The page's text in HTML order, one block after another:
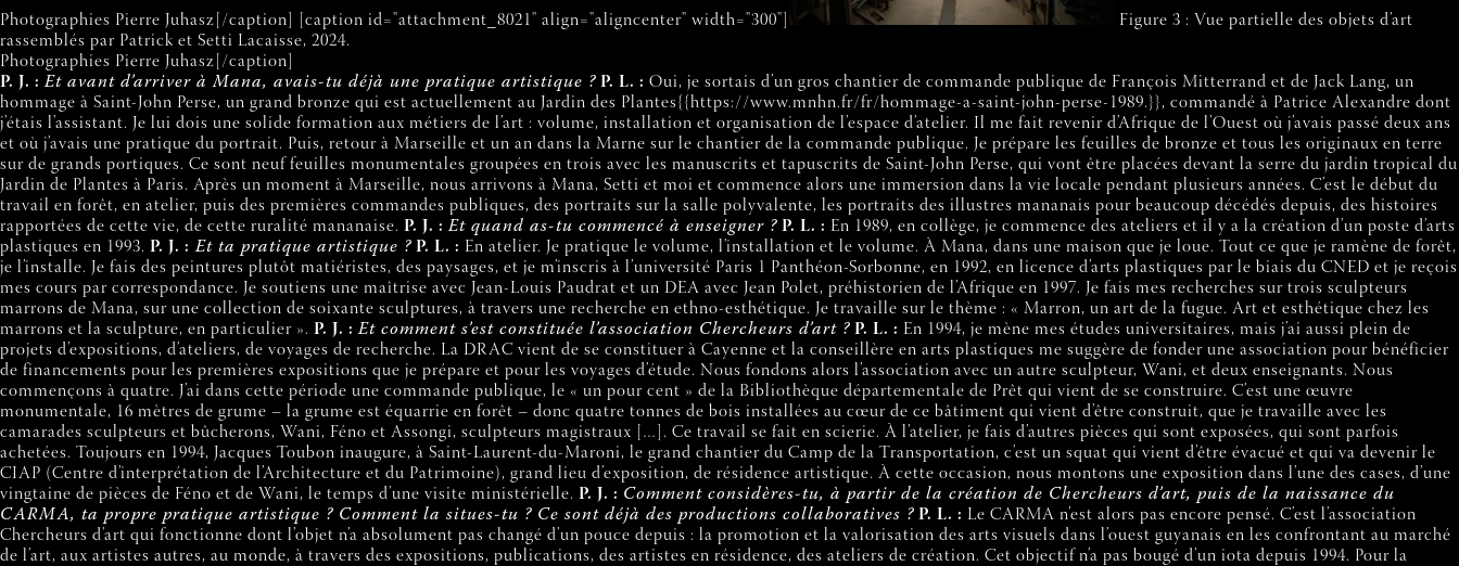
Photographies Pierre Juhasz[/caption] [caption id="attachment_8021" align="aligncenter" width="300"]
Figure 3 : Vue partielle des objets d’art
rassemblés par Patrick et Setti Lacaisse, 2024.
Photographies Pierre Juhasz[/caption]
P. J. : Et avant d’arriver à Mana, avais-tu déjà une pratique artistique ? P. L. : Oui, je sortais d’un gros chantier de commande publique de François Mitterrand et de Jack Lang, un
hommage à Saint-John Perse, un grand bronze qui est actuellement au Jardin des Plantes{{https://www.mnhn.fr/fr/hommage-a-saint-john-perse-1989.}}, commandé à Patrice Alexandre dont
j’étais l’assistant. Je lui dois une solide formation aux métiers de l’art : volume, installation et organisation de l’espace d’atelier. Il me fait revenir d’Afrique de l’Ouest où j’avais passé deux ans
et où j’avais une pratique du portrait. Puis, retour à Marseille et un an dans la Marne sur le chantier de la commande publique. Je prépare les feuilles de bronze et tous les originaux en terre
sur de grands portiques. Ce sont neuf feuilles monumentales groupées en trois avec les manuscrits et tapuscrits de Saint-John Perse, qui vont être placées devant la serre du jardin tropical du
Jardin de Plantes à Paris. Après un moment à Marseille, nous arrivons à Mana, Setti et moi et commence alors une immersion dans la vie locale pendant plusieurs années. C’est le début du
travail en forêt, en atelier, puis des premières commandes publiques, des portraits sur la salle polyvalente, les portraits des illustres mananais pour beaucoup décédés depuis, des histoires
rapportées de cette vie, de cette ruralité mananaise. P. J. : Et quand as-tu commencé à enseigner ? P. L. : En 1989, en collège, je commence des ateliers et il y a la création d’un poste d’arts
plastiques en 1993. P. J. : Et ta pratique artistique ? P. L. : En atelier. Je pratique le volume, l’installation et le volume. À Mana, dans une maison que je loue. Tout ce que je ramène de forêt,
je l’installe. Je fais des peintures plutôt matiéristes, des paysages, et je m’inscris à l’université Paris 1 Panthéon-Sorbonne, en 1992, en licence d’arts plastiques par le biais du CNED et je reçois
mes cours par correspondance. Je soutiens une maîtrise avec Jean-Louis Paudrat et un DEA avec Jean Polet, préhistorien de l’Afrique en 1997. Je fais mes recherches sur trois sculpteurs
marrons de Mana, sur une collection de soixante sculptures, à travers une recherche en ethno-esthétique. Je travaille sur le thème : « Marron, un art de la fugue. Art et esthétique chez les
marrons et la sculpture, en particulier ». P. J. : Et comment s’est constituée l’association Chercheurs d’art ? P. L. : En 1994, je mène mes études universitaires, mais j’ai aussi plein de
projets d’expositions, d’ateliers, de voyages de recherche. La DRAC vient de se constituer à Cayenne et la conseillère en arts plastiques me suggère de fonder une association pour bénéficier
de financements pour les premières expositions que je prépare et pour les voyages d’étude. Nous fondons alors l’association avec un autre sculpteur, Wani, et deux enseignants. Nous
commençons à quatre. J’ai dans cette période une commande publique, le « un pour cent » de la Bibliothèque départementale de Prêt qui vient de se construire. C’est une œuvre
monumentale, 16 mètres de grume – la grume est équarrie en forêt – donc quatre tonnes de bois installées au cœur de ce bâtiment qui vient d’être construit, que je travaille avec les
camarades sculpteurs et bûcherons, Wani, Féno et Assongi, sculpteurs magistraux […]. Ce travail se fait en scierie. À l’atelier, je fais d’autres pièces qui sont exposées, qui sont parfois
achetées. Toujours en 1994, Jacques Toubon inaugure, à Saint-Laurent-du-Maroni, le grand chantier du Camp de la Transportation, c’est un squat qui vient d’être évacué et qui va devenir le
CIAP (Centre d’interprétation de l’Architecture et du Patrimoine), grand lieu d’exposition, de résidence artistique. À cette occasion, nous montons une exposition dans l’une des cases, d’une
vingtaine de pièces de Féno et de Wani, le temps d’une visite ministérielle. P. J. : Comment considères-tu, à partir de la création de Chercheurs d’art, puis de la naissance du
CARMA, ta propre pratique artistique ? Comment la situes-tu ? Ce sont déjà des productions collaboratives ? P. L. : Le CARMA n’est alors pas encore pensé. C’est l’association
Chercheurs d’art qui fonctionne dont l’objet n’a absolument pas changé d’un pouce depuis : la promotion et la valorisation des arts visuels dans l’ouest guyanais en les confrontant au marché
de l’art, aux artistes autres, au monde, à travers des expositions, publications, des artistes en résidence, des ateliers de création. Cet objectif n’a pas bougé d’un iota depuis 1994. Pour la